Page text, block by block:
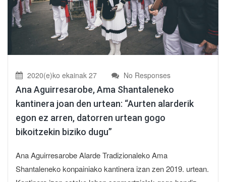
2020(e)ko ekainak 27 No Responses
Ana Aguirresarobe, Ama Shantaleneko
kantinera joan den urtean: “Aurten alarderik
egon ez arren, datorren urtean gogo
bikoitzekin biziko dugu”
Ana Aguirresarobe Alarde Tradizionaleko Ama
Shantaleneko konpainiako kantinera izan zen 2019. urtean.